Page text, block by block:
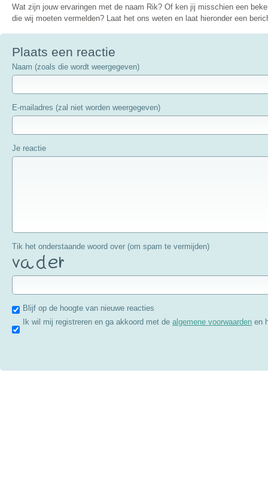
Wat zijn jouw ervaringen met de naam Rik? Of ken jij misschien een
die wij moeten vermelden? Laat het ons weten en laat hieronder een
Plaats een reactie
Naam (zoals die wordt weergegeven)
E-mailadres (zal niet worden weergegeven)
Je reactie
Tik het onderstaande woord over (om spam te vermijden)
Blijf op de hoogte van nieuwe reacties
Ik wil mij registreren en ga akkoord met dealgemene voorwaarden en